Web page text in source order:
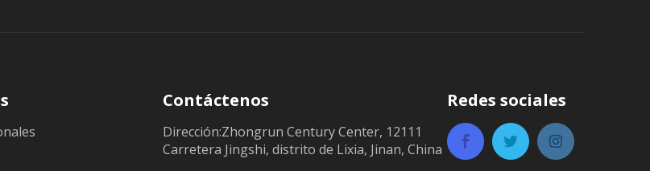
Contáctenos
Dirección:Zhongrun Century Center, 12111
Carretera Jingshi, distrito de Lixia, Jinan, China
Redes sociales